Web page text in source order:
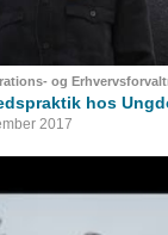
og
hos
2017